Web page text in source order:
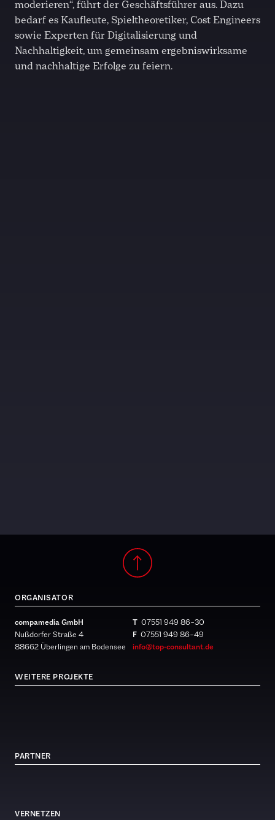
moderieren“, führt der Geschäftsführer aus. Dazu
bedarf es Kaufleute, Spieltheoretiker, Cost Engineers
sowie Experten für Digitalisierung und
Nachhaltigkeit, um gemeinsam ergebniswirksame
und nachhaltige Erfolge zu feiern.
ORGANISATOR
compamedia GmbH
Nußdorfer Straße 4
88662 Überlingen am Bodensee
T 07551 949 86 – 30
F 07551 949 86 – 49
info@top-consultant.de
WEITERE PROJEKTE
PARTNER
VERNETZEN